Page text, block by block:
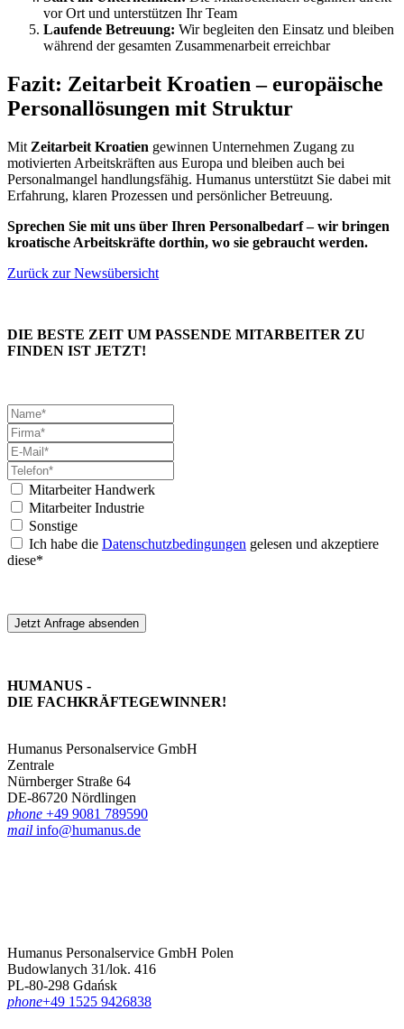
vor Ort und unterstützen Ihr Team
Laufende Betreuung: Wir begleiten den Einsatz und bleiben
während der gesamten Zusammenarbeit erreichbar
Fazit: Zeitarbeit Kroatien – europäische
Personallösungen mit Struktur
Mit Zeitarbeit Kroatien gewinnen Unternehmen Zugang zu
motivierten Arbeitskräften aus Europa und bleiben auch bei
Personalmangel handlungsfähig. Humanus unterstützt Sie dabei mit
Erfahrung, klaren Prozessen und persönlicher Betreuung.
Sprechen Sie mit uns über Ihren Personalbedarf – wir bringen
kroatische Arbeitskräfte dorthin, wo sie gebraucht werden.
Zurück zur Newsübersicht
DIE BESTE ZEIT UM PASSENDE MITARBEITER ZU
FINDEN IST JETZT!
Mitarbeiter Handwerk
Mitarbeiter Industrie
Sonstige
Ich habe die Datenschutzbedingungen gelesen und akzeptiere
diese*
Jetzt Anfrage absenden
HUMANUS -
DIE FACHKRÄFTE­GEWINNER!
Humanus Personalservice GmbH
Zentrale
Nürnberger Straße 64
DE-86720 Nördlingen
phone +49 9081 789590
mail info@humanus.de
Humanus Personalservice GmbH Polen
Budowlanych 31/lok. 416
PL-80-298 Gdańsk
phone‪+49 1525 9426838‬